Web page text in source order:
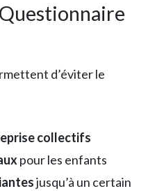
d’éviter le
collectifs
pour les enfants
jusqu’à un certain